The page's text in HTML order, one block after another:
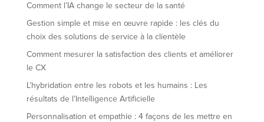
Comment l’IA change le secteur de la santé
Gestion simple et mise en œuvre rapide : les clés du
choix des solutions de service à la clientèle
Comment mesurer la satisfaction des clients et améliorer
le CX
L’hybridation entre les robots et les humains : Les
résultats de l’Intelligence Artificielle
Personnalisation et empathie : 4 façons de les mettre en